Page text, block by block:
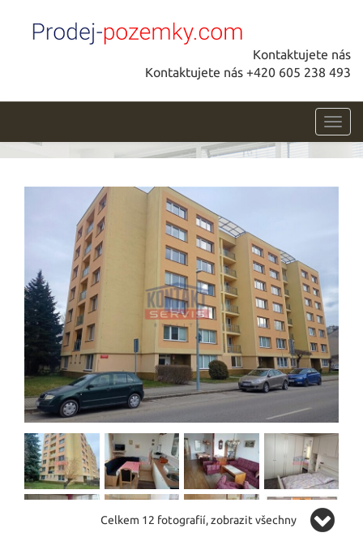
Kontaktujete nás
Kontaktujete nás +420 605 238 493
Celkem 12 fotografií, zobrazit všechny